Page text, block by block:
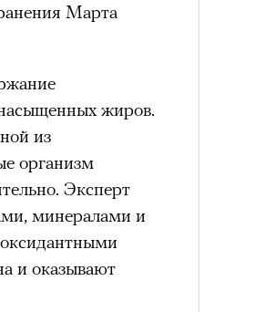
Марта
жиров.
из
организм
Эксперт
минералами и
и оказывают